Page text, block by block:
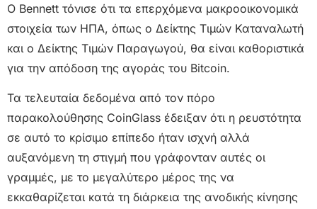
Ο Bennett τόνισε ότι τα επερχόμενα μακροοικονομικά
στοιχεία των ΗΠΑ, όπως ο Δείκτης Τιμών Καταναλωτή
και ο Δείκτης Τιμών Παραγωγού, θα είναι καθοριστικά
για την απόδοση της αγοράς του Bitcoin.
Τα τελευταία δεδομένα από τον πόρο
παρακολούθησης CoinGlass έδειξαν ότι η ρευστότητα
σε αυτό το κρίσιμο επίπεδο ήταν ισχνή αλλά
αυξανόμενη τη στιγμή που γράφονταν αυτές οι
γραμμές, με το μεγαλύτερο μέρος της να
εκκαθαρίζεται κατά τη διάρκεια της ανοδικής κίνησης